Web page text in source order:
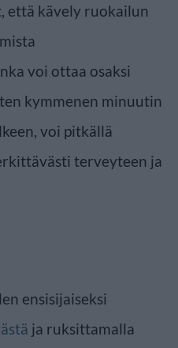
että kävely ruokailun
voi ottaa osaksi
kymmenen minuutin
voi pitkällä
terveyteen ja
ensisijaiseksi
ja ruksittamalla